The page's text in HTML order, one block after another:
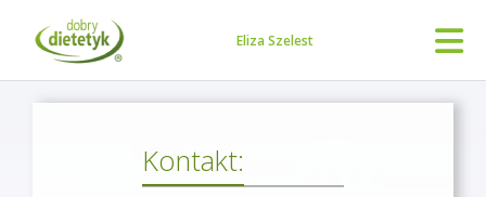
Eliza Szelest
Kontakt: